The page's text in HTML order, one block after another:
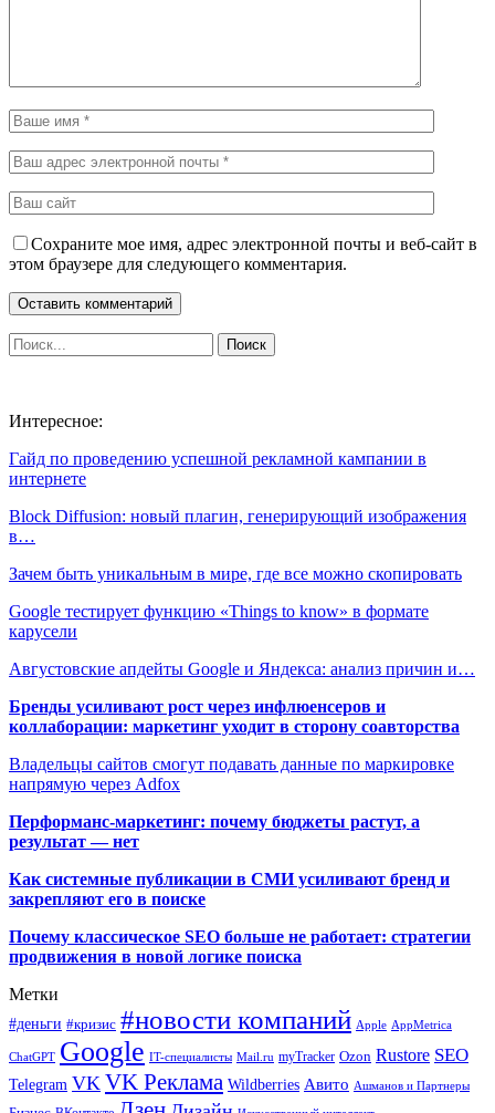
Сохраните мое имя, адрес электронной почты и веб-сайт в
этом браузере для следующего комментария.
Интересное:
Гайд по проведению успешной рекламной кампании в
интернете
Block Diffusion: новый плагин, генерирующий изображения
в…
Зачем быть уникальным в мире, где все можно скопировать
Google тестирует функцию «Things to know» в формате
карусели
Августовские апдейты Google и Яндекса: анализ причин и…
Бренды усиливают рост через инфлюенсеров и
коллаборации: маркетинг уходит в сторону соавторства
Владельцы сайтов смогут подавать данные по маркировке
напрямую через Adfox
Перформанс-маркетинг: почему бюджеты растут, а
результат — нет
Как системные публикации в СМИ усиливают бренд и
закрепляют его в поиске
Почему классическое SEO больше не работает: стратегии
продвижения в новой логике поиска
Метки
#деньги #кризис #новости компаний Apple AppMetrica
ChatGPT Google IT-специалисты Mail.ru myTracker Ozon Rustore SEO
Telegram VK VK Реклама Wildberries Авито Ашманов и Партнеры